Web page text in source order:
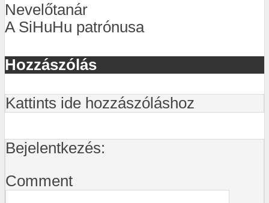
Nevelőtanár
A SiHuHu patrónusa
Hozzászólás
Kattints ide hozzászóláshoz
Bejelentkezés:
Comment